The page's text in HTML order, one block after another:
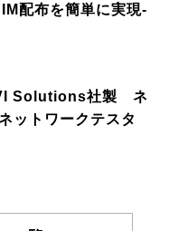
配布を簡単に実現-
Solutions社製 ネ
ットワークテスタ